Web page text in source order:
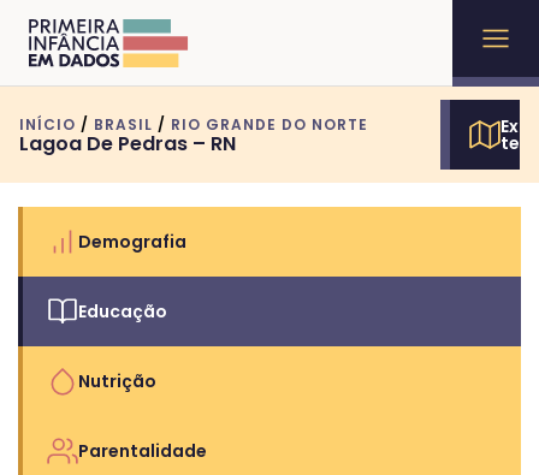
INÍCIO / BRASIL / RIO GRANDE DO NORTE
Lagoa De Pedras – RN
Demografia
Educação
Nutrição
Parentalidade